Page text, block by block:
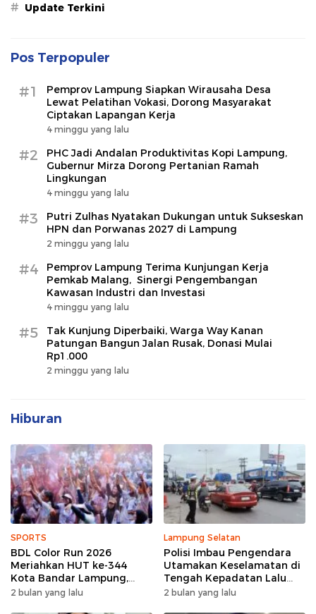
# Update Terkini
Pos Terpopuler
#1
Pemprov Lampung Siapkan Wirausaha Desa
Lewat Pelatihan Vokasi, Dorong Masyarakat
Ciptakan Lapangan Kerja
4 minggu yang lalu
#2
PHC Jadi Andalan Produktivitas Kopi Lampung,
Gubernur Mirza Dorong Pertanian Ramah
Lingkungan
4 minggu yang lalu
#3
Putri Zulhas Nyatakan Dukungan untuk Sukseskan
HPN dan Porwanas 2027 di Lampung
2 minggu yang lalu
#4
Pemprov Lampung Terima Kunjungan Kerja
Pemkab Malang, Sinergi Pengembangan
Kawasan Industri dan Investasi
4 minggu yang lalu
#5
Tak Kunjung Diperbaiki, Warga Way Kanan
Patungan Bangun Jalan Rusak, Donasi Mulai
Rp1.000
2 minggu yang lalu
Hiburan
SPORTS
BDL Color Run 2026
Meriahkan HUT ke-344
Kota Bandar Lampung,
Wujud Semangat Sehat
2 bulan yang lalu
Lampung Selatan
Polisi Imbau Pengendara
Utamakan Keselamatan di
Tengah Kepadatan Lalu
Lintas Pagi Hari
2 bulan yang lalu